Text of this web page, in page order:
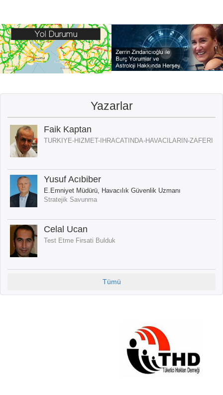
Yazarlar
Faik Kaptan
TURKIYE-HIZMET-IHRACATINDA-HAVACILARIN-ZAFERI
Yusuf Acıbiber
E.Emniyet Müdürü, Havacılık Güvenlik Uzmanı
Stratejik Savunma
Celal Ucan
Test Etme Firsati Bulduk
Tümü